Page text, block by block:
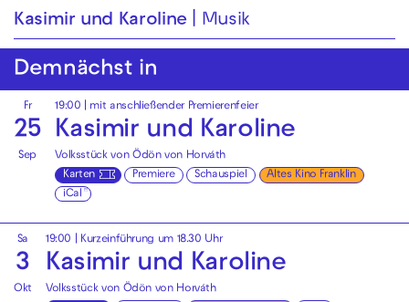
Kasimir und Karoline Musik
Demnächst in
Fr
25
Sep
19:00 | mit anschließender Premierenfeier
Kasimir und Karoline
Volksstück von Ödön von Horváth
Karten
Premiere Schauspiel
Altes Kino Franklin
iCal
Sa
3
Okt
19:00 | Kurzeinführung um 18.30 Uhr
Kasimir und Karoline
Volksstück von Ödön von Horváth